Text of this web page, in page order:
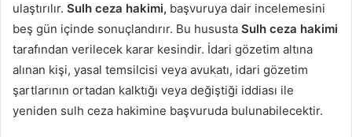
ulaştırılır. Sulh ceza hakimi, başvuruya dair incelemesini
beş gün içinde sonuçlandırır. Bu hususta Sulh ceza hakimi
tarafından verilecek karar kesindir. İdari gözetim altına
alınan kişi, yasal temsilcisi veya avukatı, idari gözetim
şartlarının ortadan kalktığı veya değiştiği iddiası ile
yeniden sulh ceza hakimine başvuruda bulunabilecektir.